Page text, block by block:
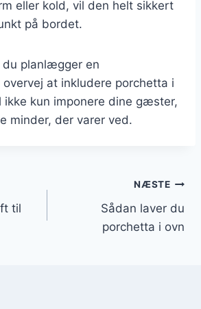
eller kold, vil den helt sikkert
på bordet.
planlægger en
at inkludere porchetta i
ikke kun imponere dine gæster,
minder, der varer ved.
til
NÆSTE
Sådan laver du
porchetta i ovn